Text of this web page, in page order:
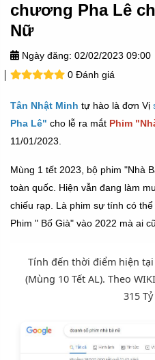
chương Pha Lê
Nữ
Ngày đăng: 02/02/2023 09:00
0 Đánh giá
Tân Nhật Minh tự hào là đơn Vị
Pha Lê" cho lễ ra mắt Phim
11/01/2023.
Mùng 1 tết 2023, bộ phim "Nhà
toàn quốc. Hiện vẫn đang làm
chiếu rạp. Là phim sự tính có
Phim " Bố Già" vào 2022 mà ai
Tính đến thời điểm hiện
(Mùng 10 Tết AL). Theo
315